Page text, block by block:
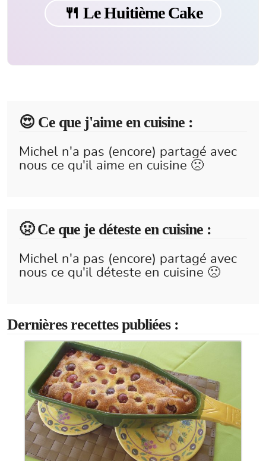
🍴 Le Huitième Cake
😍️ Ce que j'aime en cuisine :
Michel n'a pas (encore) partagé avec
nous ce qu'il aime en cuisine 🙁
🤢 Ce que je déteste en cuisine :
Michel n'a pas (encore) partagé avec
nous ce qu'il déteste en cuisine 🙁
Dernières recettes publiées :